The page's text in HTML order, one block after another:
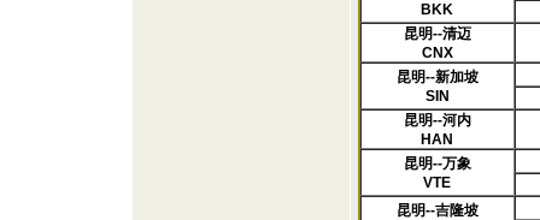
BKK
昆明--清迈
CNX
昆明--新加坡
SIN
昆明--河内
HAN
昆明--万象
VTE
昆明--吉隆坡